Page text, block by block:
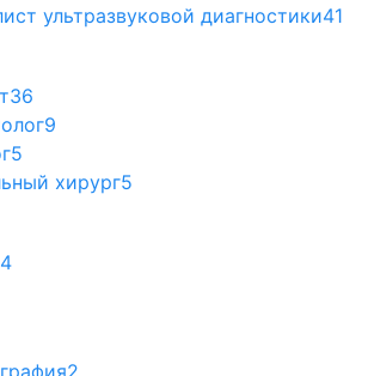
ультразвуковой диагностики41
36
9
5
хирург5
2